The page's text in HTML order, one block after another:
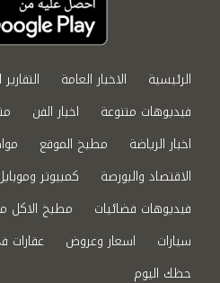
الرئيسية الاخبار العامة
فيديوهات متنوعة
اخبار الفن
اخبار الرياضة
مطبخ الموقع
الاقتصاد والبورصة
كمبيوتر
فيديوهات فضائيات
مطبخ الاكل
سيارات
اسعار وعروض
حظك اليوم